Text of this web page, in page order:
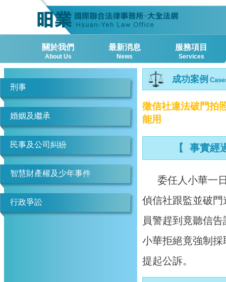
關於我們
About Us
最新消息
News
服務項目
Services
刑事
婚姻及繼承
民事及公司糾紛
智慧財產權及少年事件
行政爭訟
成功案例
徵信社違法破門拍
能用
【 事實經
委任人小華一
偵信社跟監並破
員警趕到竟聽信
小華拒絕竟強制
提起公訴。